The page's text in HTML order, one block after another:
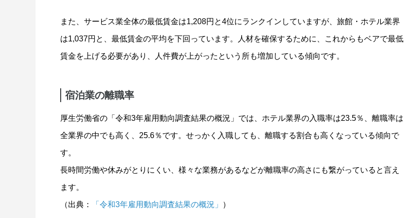
また、サービス業全体の最低賃金は1,208円と4位にランクインしていますが、旅館・ホテル業界
は1,037円と、最低賃金の平均を下回っています。人材を確保するために、これからもベアで最低
賃金を上げる必要があり、人件費が上がったという所も増加している傾向です。
宿泊業の離職率
厚生労働省の「令和3年雇用動向調査結果の概況」では、ホテル業界の入職率は23.5％、離職率は
全業界の中でも高く、25.6％です。せっかく入職しても、離職する割合も高くなっている傾向で
す。
長時間労働や休みがとりにくい、様々な業務があるなどが離職率の高さにも繋がっていると言え
ます。
（出典： 「令和3年雇用動向調査結果の概況」 ）